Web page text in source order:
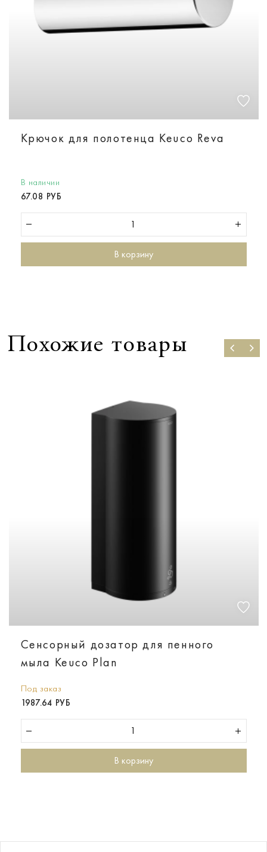
Крючок для полотенца Keuco Reva
В наличии
67.08 РУБ
В корзину
Похожие товары
Сенсорный дозатор для пенного
мыла Keuco Plan
Под заказ
1987.64 РУБ
В корзину